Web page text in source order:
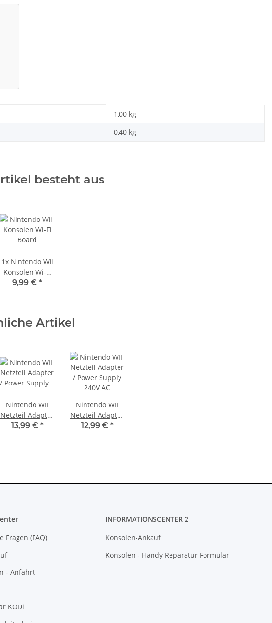
1,00 kg
0,40 kg
besteht aus
1x Nintendo Wii
Konsolen Wi-Fi
Board
9,99 € *
Artikel
Nintendo WII
Netzteil Adapter
/ Power Supply
13,99 € *
Nintendo WII
Netzteil Adapter
/ Power Supply
12,99 € *
Fragen (FAQ)
- Anfahrt
KODi
INFORMATIONSCENTER 2
Konsolen-Ankauf
Konsolen - Handy Reparatur Formular